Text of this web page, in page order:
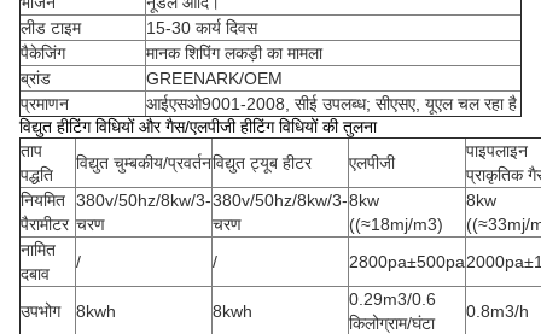
लीड टाइम
15-30 कार्य दिवस
पैकेजिंग
मानक शिपिंग लकड़ी का मामला
ब्रांड
GREENARK/OEM
प्रमाणन
आईएसओ9001-2008, सीई उपलब्ध; सीएसए, यूएल चल रहा है
विद्युत हीटिंग विधियों और गैस/एलपीजी हीटिंग विधियों की तुलना
ताप
पद्धति
विद्युत चुम्बकीय/प्रवर्तनविद्युत ट्यूब हीटर एलपीजी
पाइपलाइन
प्राकृतिक
नियमित
पैरामीटर
380v/50hz/8kw/3-
चरण
380v/50hz/8kw/3-
चरण
8kw
((≈18mj/m3)
8kw
((≈33mj/
नामित
दबाव
/ / 2800pa±500pa
उपभोग 8kwh 8kwh
0.29m3/0.6
किलोग्राम/घंटा
0.8m3/h